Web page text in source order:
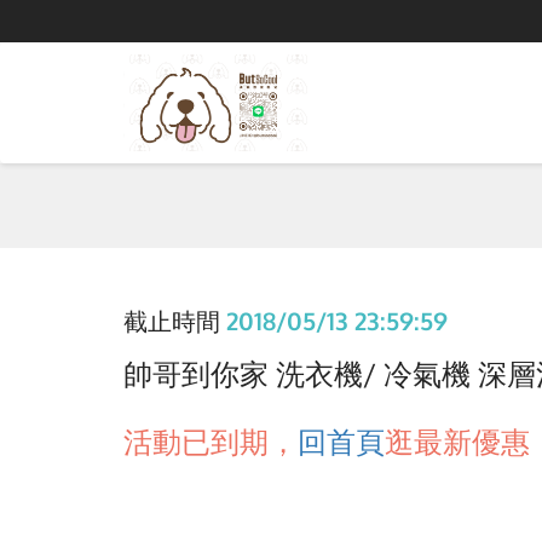
截止時間 2018/05/13 23:59:59
帥哥到你家 洗衣機/ 冷氣機 深
活動已到期， 回首頁逛最新優惠